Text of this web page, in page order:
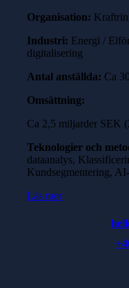
Organisation:
Industri: Energi /
digitalisering
Antal anställda: Ca
Omsättning:
Ca 2,5 miljarder SEK
Teknologier och
dataanalys,
Kundsegmentering,
Läs mer